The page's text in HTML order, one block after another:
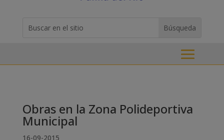
for...
Obras en la Zona Polideportiva
Municipal
16-09-2015